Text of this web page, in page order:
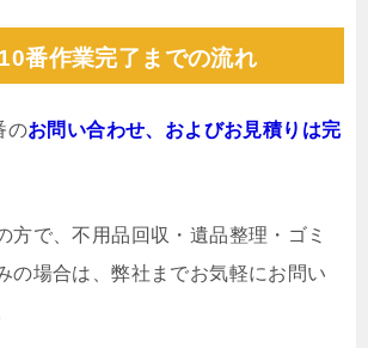
番作業完了までの流れ
のお問い合わせ、およびお見積りは完
方で、不用品回収・遺品整理・ゴミ
の場合は、弊社までお気軽にお問い